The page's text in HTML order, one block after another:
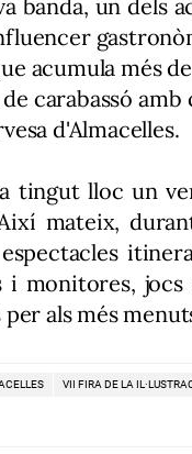
banda, un dels
acumula més
carabassó
d'Almacelles.
tingut lloc un
mateix,
i monitores, jocs
als més
VII FIRA DE LA